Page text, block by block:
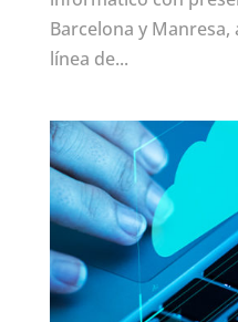
Barcelona y
línea de...